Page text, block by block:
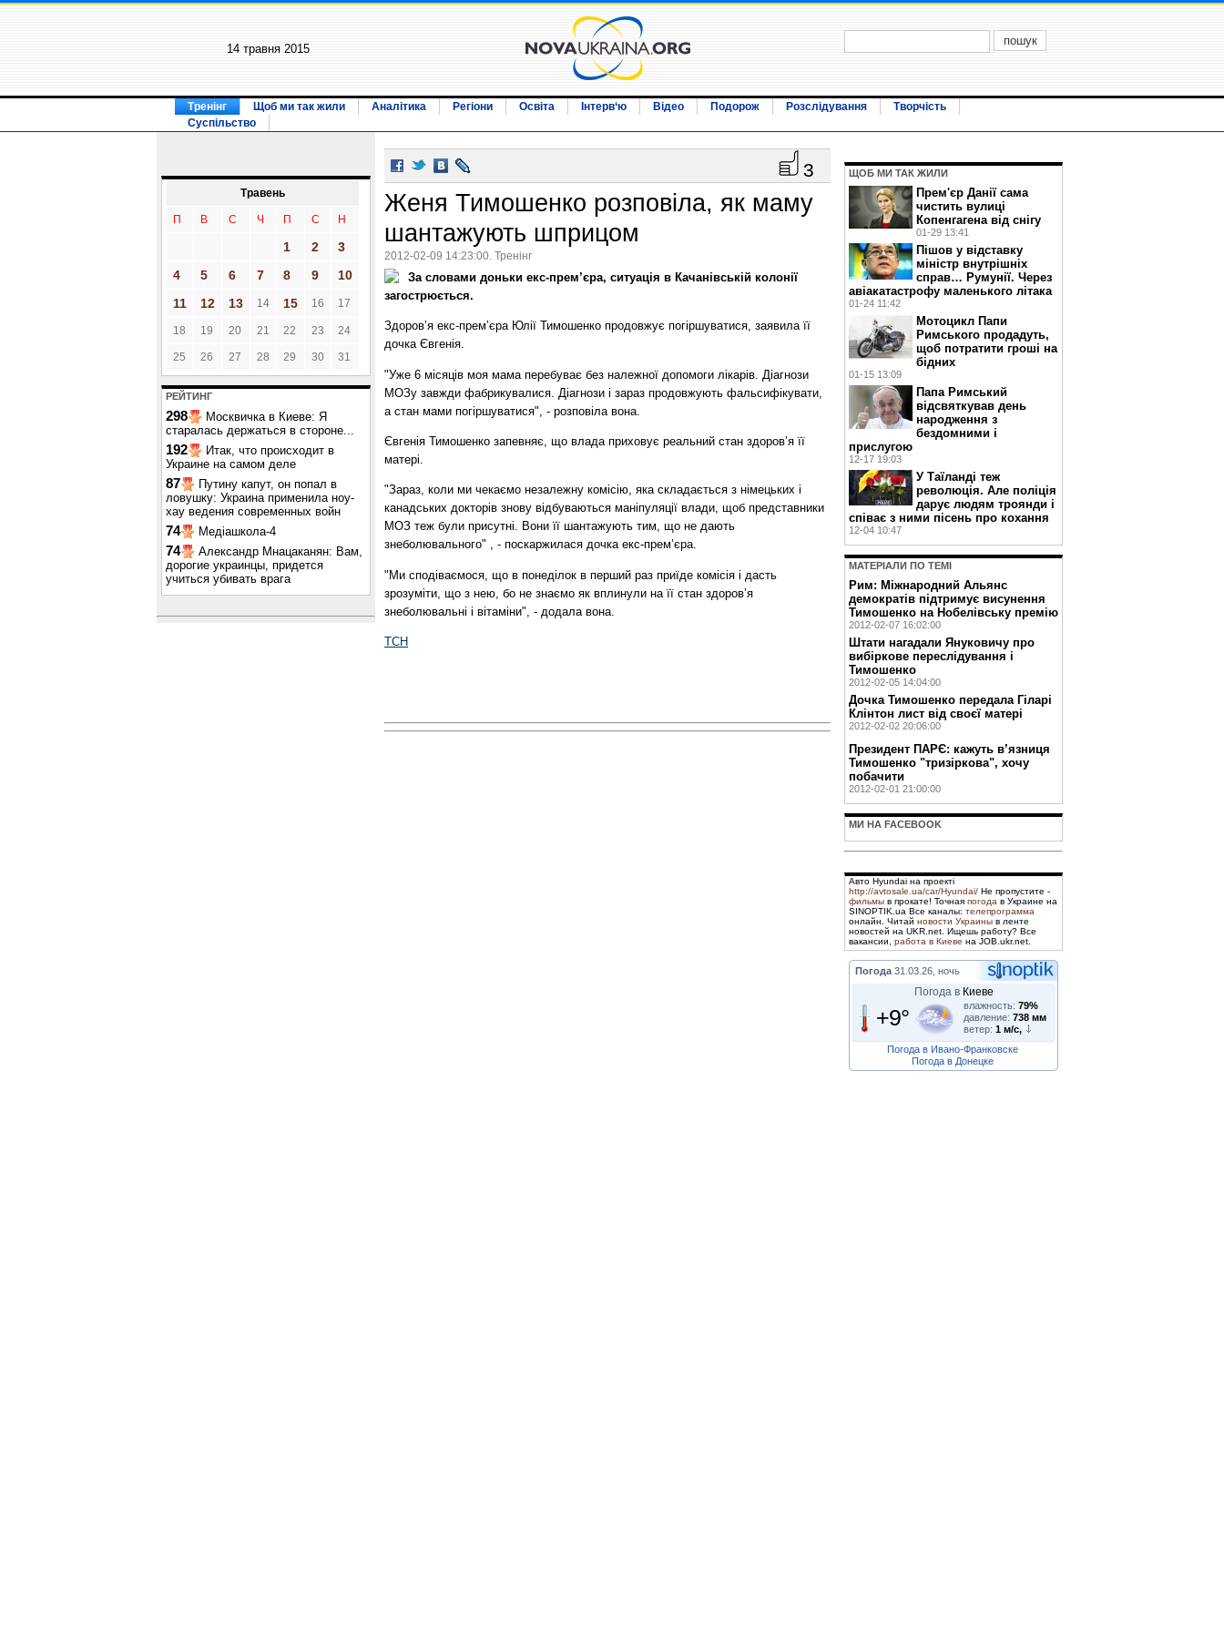
14 травня 2015
Тренінг Щоб ми так жили Аналітика Регіони Освіта Інтерв‘ю Відео Подорож Розслідування
Творчість
Суспільство
Травень
П В С Ч П С Н
1 2
3
4
5 6 7 8 9
10
11
12 13 14 15 16 17
18 19 20 21 22 23 24
25 26 27 28 29 30 31
РЕЙТИНГ
298
Москвичка в Киеве: Я
старалась держаться в стороне...
192
Итак, что происходит в
Украине на самом деле
87
Путину капут, он попал в
ловушку: Украина применила ноу-
хау ведения современных войн
74 Медіашкола-4
74
Александр Мнацаканян: Вам,
дорогие украинцы, придется
учиться убивать врага
3
Женя Тимошенко розповіла, як маму
шантажують шприцом
2012-02-09 14:23:00. Тренінг
За словами доньки екс-прем’єра, ситуація в Качанівській колонії
загострюється.
Здоров’я екс-прем’єра Юлії Тимошенко продовжує погіршуватися, заявила її
дочка Євгенія.
"Уже 6 місяців моя мама перебуває без належної допомоги лікарів. Діагнози
МОЗу завжди фабрикувалися. Діагнози і зараз продовжують фальсифікувати,
а стан мами погіршуватися", - розповіла вона.
Євгенія Тимошенко запевняє, що влада приховує реальний стан здоров’я її
матері.
"Зараз, коли ми чекаємо незалежну комісію, яка складається з німецьких і
канадських докторів знову відбуваються маніпуляції влади, щоб представники
МОЗ теж були присутні. Вони її шантажують тим, що не дають
знеболювального" , - поскаржилася дочка екс-прем’єра.
"Ми сподіваємося, що в понеділок в перший раз приїде комісія і дасть
зрозуміти, що з нею, бо не знаємо як вплинули на її стан здоров’я
знеболювальні і вітаміни", - додала вона.
ТСН
ЩОБ МИ ТАК ЖИЛИ
Прем'єр Данії сама
чистить вулиці
Копенгагена від снігу
01-29 13:41
Пішов у відставку
міністр внутрішніх
справ… Румунії. Через
авіакатастрофу маленького літака
01-24 11:42
Мотоцикл Папи
Римського продадуть,
щоб потратити гроші на
бідних
01-15 13:09
Папа Римський
відсвяткував день
народження з
бездомними і
прислугою
12-17 19:03
У Таїланді теж
революція. Але поліція
дарує людям троянди і
співає з ними пісень про кохання
12-04 10:47
МАТЕРIАЛИ ПО ТЕМI
Рим: Міжнародний Альянс
демократів підтримує висунення
Тимошенко на Нобелівську премію
2012-02-07 16:02:00
Штати нагадали Януковичу про
вибіркове переслідування і
Тимошенко
2012-02-05 14:04:00
Дочка Тимошенко передала Гіларі
Клінтон лист від своєї матері
2012-02-02 20:06:00
Президент ПАРЄ: кажуть в’язниця
Тимошенко "тризіркова", хочу
побачити
2012-02-01 21:00:00
МИ НА FACEBOOK
Авто Hyundai на проекті
http://avtosale.ua/car/Hyundai/ Не пропустите -
фильмы в прокате! Точная погода в Украине на
SINOPTIK.ua Все каналы: телепрограмма
онлайн. Читай новости Украины в ленте
новостей на UKR.net. Ищешь работу? Все
вакансии, работа в Киеве на JOB.ukr.net.
Погода 31.03.26, ночь
Погода в Киеве
+9° влажность: 79%
давление: 738 мм
ветер: 1 м/с,
Погода в Ивано-Франковске
Погода в Донецке